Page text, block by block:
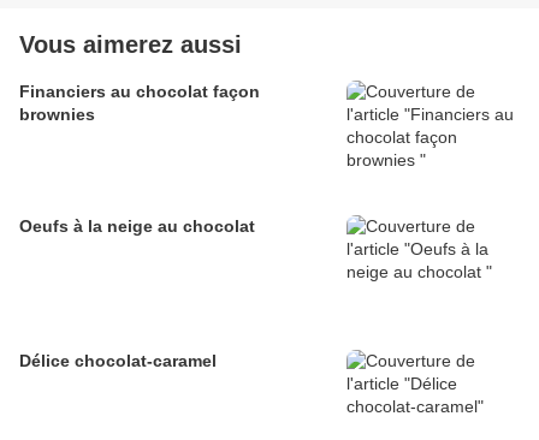
Vous aimerez aussi
Financiers au chocolat façon
brownies
Oeufs à la neige au chocolat
Délice chocolat-caramel